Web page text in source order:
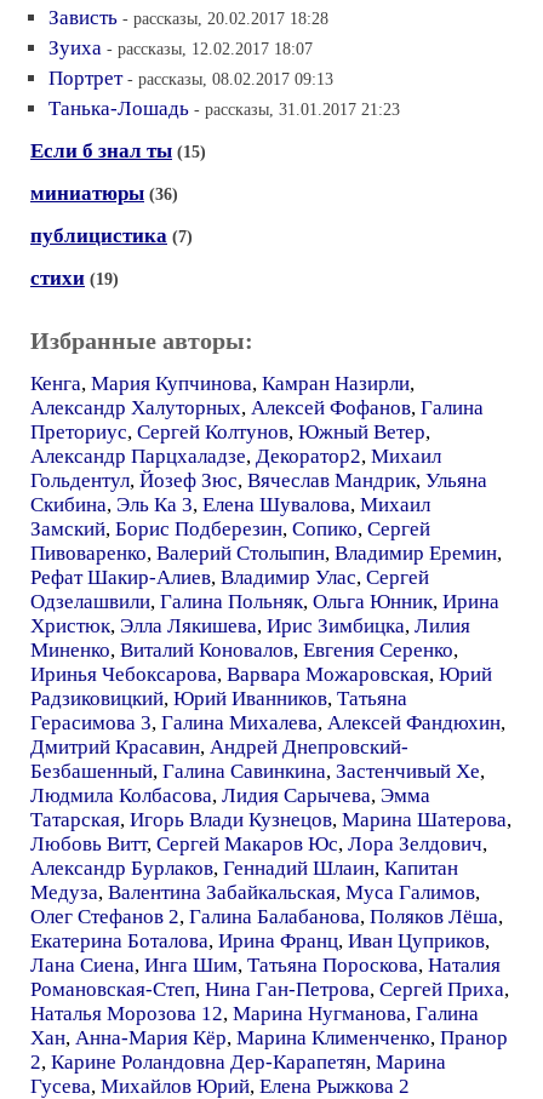
Зависть - рассказы, 20.02.2017 18:28
Зуиха - рассказы, 12.02.2017 18:07
Портрет - рассказы, 08.02.2017 09:13
Танька-Лошадь - рассказы, 31.01.2017 21:23
Если б знал ты (15)
миниатюры (36)
публицистика (7)
стихи (19)
Избранные авторы:
Кенга, Мария Купчинова, Камран Назирли,
Александр Халуторных, Алексей Фофанов, Галина
Преториус, Сергей Колтунов, Южный Ветер,
Александр Парцхаладзе, Декоратор2, Михаил
Гольдентул, Йозеф Зюс, Вячеслав Мандрик, Ульяна
Скибина, Эль Ка 3, Елена Шувалова, Михаил
Замский, Борис Подберезин, Сопико, Сергей
Пивоваренко, Валерий Столыпин, Владимир Еремин,
Рефат Шакир-Алиев, Владимир Улас, Сергей
Одзелашвили, Галина Польняк, Ольга Юнник, Ирина
Христюк, Элла Лякишева, Ирис Зимбицка, Лилия
Миненко, Виталий Коновалов, Евгения Серенко,
Иринья Чебоксарова, Варвара Можаровская, Юрий
Радзиковицкий, Юрий Иванников, Татьяна
Герасимова 3, Галина Михалева, Алексей Фандюхин,
Дмитрий Красавин, Андрей Днепровский-
Безбашенный, Галина Савинкина, Застенчивый Хе,
Людмила Колбасова, Лидия Сарычева, Эмма
Татарская, Игорь Влади Кузнецов, Марина Шатерова,
Любовь Витт, Сергей Макаров Юс, Лора Зелдович,
Александр Бурлаков, Геннадий Шлаин, Капитан
Медуза, Валентина Забайкальская, Муса Галимов,
Олег Стефанов 2, Галина Балабанова, Поляков Лёша,
Екатерина Боталова, Ирина Франц, Иван Цуприков,
Лана Сиена, Инга Шим, Татьяна Пороскова, Наталия
Романовская-Степ, Нина Ган-Петрова, Сергей Приха,
Наталья Морозова 12, Марина Нугманова, Галина
Хан, Анна-Мария Кёр, Марина Клименченко, Пранор
2, Карине Роландовна Дер-Карапетян, Марина
Гусева, Михайлов Юрий, Елена Рыжкова 2